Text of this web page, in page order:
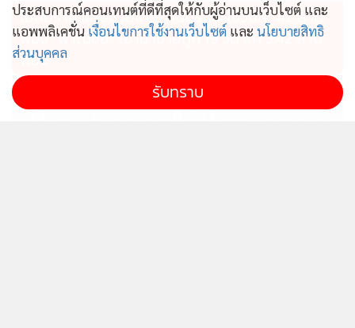
ไม่สมราคาไทยช่วยไทย! คนบริโภคไข่วันละ 42 ล้าน
ฟอง “พาณิชย์” เอามาขายถูก 19 วัน แค่ 3.42 ล้าน
ฟอง
ประสบการณ์คอนเทนต์ที่ดีที่สุดให้กับผู้อ่านบนเว็บไซต์ และ
แอพพลิเคชั่น เงื่อนไขการใช้งานเว็บไซต์ และ นโยบายสิทธิ
ส่วนบุคคล
รับทราบ